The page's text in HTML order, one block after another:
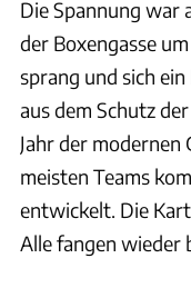
Die Spannung war
der Boxengasse
sprang und sich
aus dem Schutz
Jahr der
meisten Teams
entwickelt. Die
Alle fangen wieder